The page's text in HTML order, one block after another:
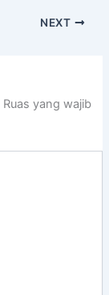
NEXT
Ruas yang wajib